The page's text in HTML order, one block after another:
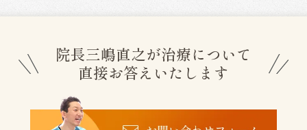
院長三嶋直之が治療について
直接お答えいたします